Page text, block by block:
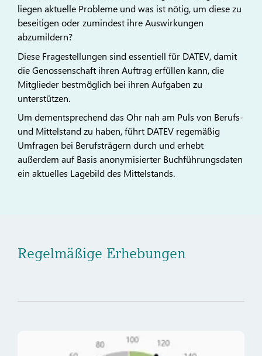
liegen aktuelle Probleme und was ist nötig, um diese zu
beseitigen oder zumindest ihre Auswirkungen
abzumildern?
Diese Fragestellungen sind essentiell für DATEV, damit
die Genossenschaft ihren Auftrag erfüllen kann, die
Mitglieder bestmöglich bei ihren Aufgaben zu
unterstützen.
Um dementsprechend das Ohr nah am Puls von Berufs-
und Mittelstand zu haben, führt DATEV regemäßig
Umfragen bei Berufsträgern durch und erhebt
außerdem auf Basis anonymisierter Buchführungsdaten
ein aktuelles Lagebild des Mittelstands.
Regelmäßige Erhebungen